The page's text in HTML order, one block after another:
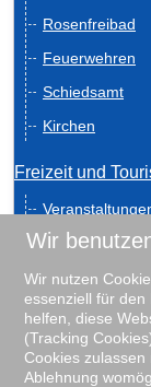
Rosenfreibad
Feuerwehren
Schiedsamt
Kirchen
Freizeit und
Anreise
Geschichte
Wir
Wir nutzen
essenziell für
helfen, diese
(Tracking
Cookies
Ablehnung